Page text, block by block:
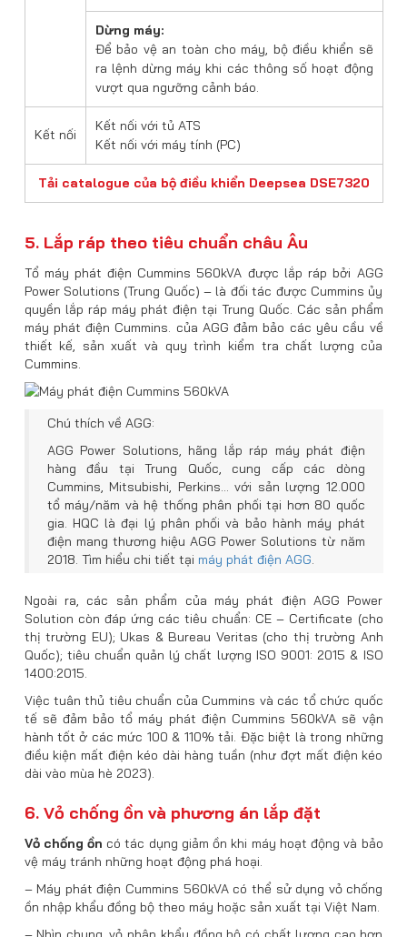
Dừng máy:
Để bảo vệ an toàn cho máy, bộ điều khiển sẽ
ra lệnh dừng máy khi các thông số hoạt động
vượt qua ngưỡng cảnh báo.
Kết nối
Kết nối với tủ ATS
Kết nối với máy tính (PC)
Tải catalogue của bộ điều khiển Deepsea DSE7320
5. Lắp ráp theo tiêu chuẩn châu Âu
Tổ máy phát điện Cummins 560kVA được lắp ráp bởi AGG
Power Solutions (Trung Quốc) – là đối tác được Cummins ủy
quyền lắp ráp máy phát điện tại Trung Quốc. Các sản phẩm
máy phát điện Cummins. của AGG đảm bảo các yêu cầu về
thiết kế, sản xuất và quy trình kiểm tra chất lượng của
Cummins.
Chú thích về AGG:
AGG Power Solutions, hãng lắp ráp máy phát điện
hàng đầu tại Trung Quốc, cung cấp các dòng
Cummins, Mitsubishi, Perkins… với sản lượng 12.000
tổ máy/năm và hệ thống phân phối tại hơn 80 quốc
gia. HQC là đại lý phân phối và bảo hành máy phát
điện mang thương hiệu AGG Power Solutions từ năm
2018. Tìm hiểu chi tiết tại máy phát điện AGG.
Ngoài ra, các sản phẩm của máy phát điện AGG Power
Solution còn đáp ứng các tiêu chuẩn: CE – Certificate (cho
thị trường EU); Ukas & Bureau Veritas (cho thị trường Anh
Quốc); tiêu chuẩn quản lý chất lượng ISO 9001: 2015 & ISO
1400:2015.
Việc tuân thủ tiêu chuẩn của Cummins và các tổ chức quốc
tế sẽ đảm bảo tổ máy phát điện Cummins 560kVA sẽ vận
hành tốt ở các mức 100 & 110% tải. Đặc biệt là trong những
điều kiện mất điện kéo dài hàng tuần (như đợt mất điện kéo
dài vào mùa hè 2023).
6. Vỏ chống ồn và phương án lắp đặt
Vỏ chống ồn có tác dụng giảm ồn khi máy hoạt động và bảo
vệ máy tránh những hoạt động phá hoại.
– Máy phát điện Cummins 560kVA có thể sử dụng vỏ chống
ồn nhập khẩu đồng bộ theo máy hoặc sản xuất tại Việt Nam.